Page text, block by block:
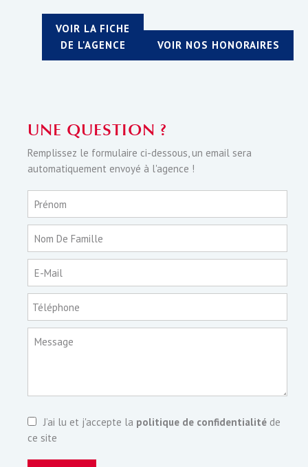
VOIR LA FICHE
DE L'AGENCE
VOIR NOS HONORAIRES
UNE QUESTION ?
Remplissez le formulaire ci-dessous, un email sera
automatiquement envoyé à l'agence !
Prénom
Nom De Famille
E-Mail
Téléphone
Message
J’ai lu et j'accepte la politique de confidentialité de
ce site